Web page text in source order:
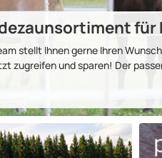
für
stellt Ihnen gerne Ihren
zu­greifen und sparen! Der